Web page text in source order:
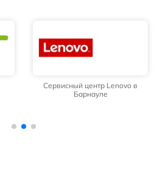
Сервисный центр Lenovo в
Барнауле